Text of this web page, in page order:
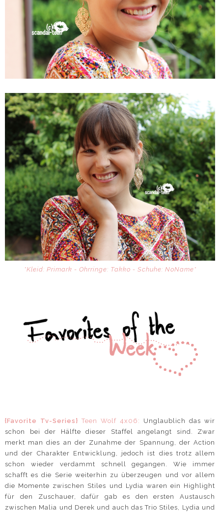
*Kleid: Primark - Ohrringe: Takko - Schuhe: NoName*
{Favorite Tv-Series} Teen Wolf 4x06:
Unglaublich das wir
schon bei der Hälfte dieser Staffel angelangt sind. Zwar
merkt man dies an der Zunahme der Spannung, der Action
und der Charakter Entwicklung, jedoch ist dies trotz allem
schon wieder verdammt schnell gegangen. Wie immer
schafft es die Serie weiterhin zu überzeugen und vor allem
die Momente zwischen Stiles und Lydia waren ein Highlight
für den Zuschauer, dafür gab es den ersten Austausch
zwischen Malia und Derek und auch das Trio Stiles, Lydia und